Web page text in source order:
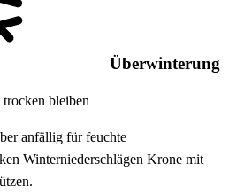
Überwinterung
bleiben
anfällig für feuchte
Winterniederschlägen Krone mit